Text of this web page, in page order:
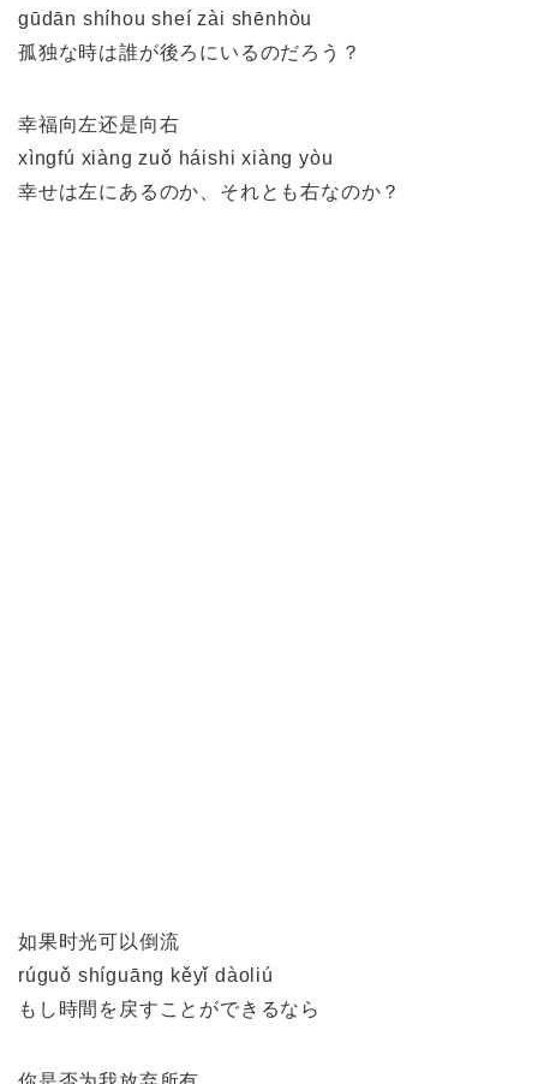
gūdān shíhou sheí zài shēnhòu
孤独な時は誰が後ろにいるのだろう？
幸福向左还是向右
xìngfú xiàng zuǒ háishi xiàng yòu
幸せは左にあるのか、それとも右なのか？
如果时光可以倒流
rúguǒ shíguāng kěyǐ dàoliú
もし時間を戻すことができるなら